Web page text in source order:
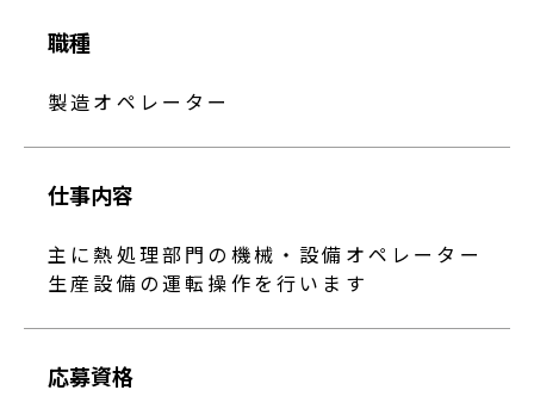
職種
製造オペレーター
仕事内容
主に熱処理部門の機械・設備オペレーター
生産設備の運転操作を行います
応募資格